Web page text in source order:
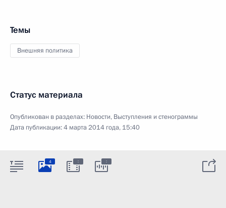
Темы
Внешняя политика
Статус материала
Опубликован в разделах: Новости, Выступления и стенограммы
Дата публикации:4 марта 2014 года, 15:40
4 : :